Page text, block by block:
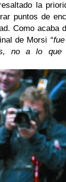
la
puntos de
Como acaba
de Morsi “
no a lo que